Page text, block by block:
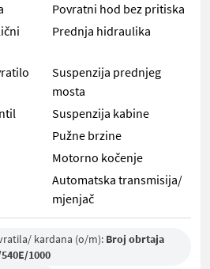
Povratni hod bez pritiska
Prednja hidraulika
Suspenzija prednjeg
mosta
Suspenzija kabine
Pužne brzine
Motorno kočenje
Automatska transmisija/
mjenjač
kardana (o/m): Broj obrtaja
1000